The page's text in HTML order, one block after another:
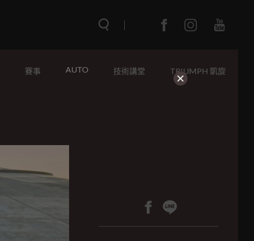
賽事 AUTO 技術講堂 TRIUMPH 凱旋